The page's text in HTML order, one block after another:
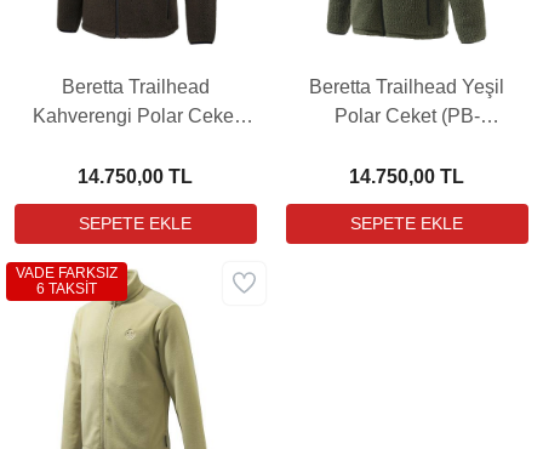
Beretta Trailhead
Kahverengi Polar Ceket
14.750,00 TL
Beretta Trailhead Yeşil
Polar Ceket (PB-
14.750,00 TL
VADE FARKSIZ
6 TAKSİT